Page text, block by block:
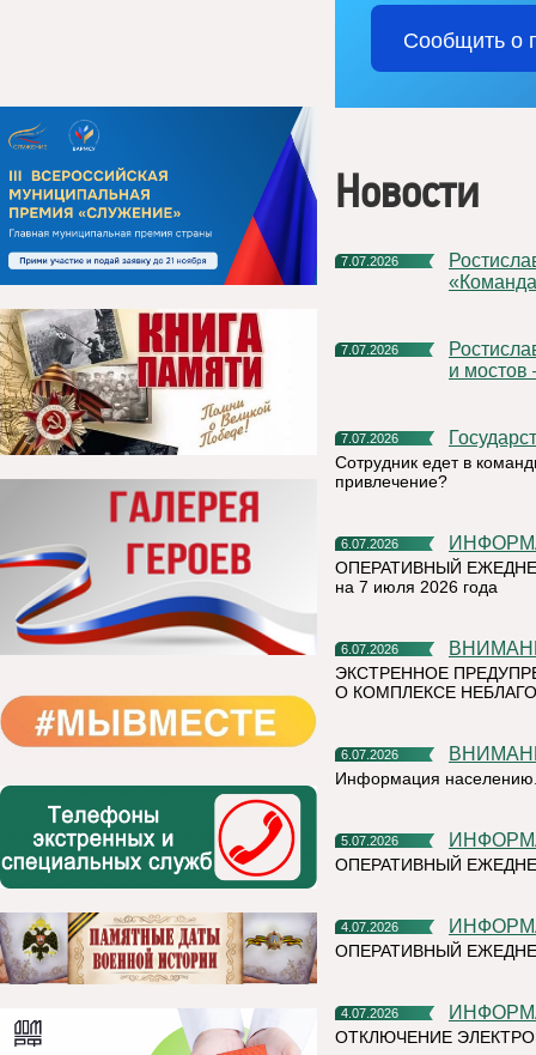
Сообщить о
Новости
7.07.2026
Ростислав Гольдштейн предложил расширить проект
7.07.2026
Ростислав Гольдштейн: «Строительство больниц, школ, дорог
и мостов
7.07.2026
Сотрудник едет в
привлечение?
6.07.2026
ОПЕРАТИВНЫЙ
на 7 июля 2026 года
6.07.2026
ЭКСТРЕННОЕ
О КОМПЛЕКСЕ
6.07.2026
Информация
5.07.2026
ОПЕРАТИВНЫЙ
4.07.2026
ОПЕРАТИВНЫЙ
4.07.2026
ОТКЛЮЧЕНИЕ